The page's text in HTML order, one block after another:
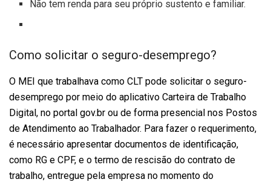
Não tem renda para seu próprio sustento e familiar.
Como solicitar o seguro-desemprego?
O MEI que trabalhava como CLT pode solicitar o seguro-
desemprego por meio do aplicativo Carteira de Trabalho
Digital, no portal gov.br ou de forma presencial nos Postos
de Atendimento ao Trabalhador. Para fazer o requerimento,
é necessário apresentar documentos de identificação,
como RG e CPF, e o termo de rescisão do contrato de
trabalho, entregue pela empresa no momento do